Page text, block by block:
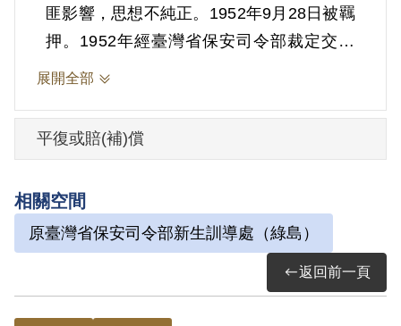
匪影響，思想不純正。1952年9月28日被羈
押。1952年經臺灣省保安司令部裁定交付
感化，期間另以命令定之。1953年1月7日
其家屬於2010年9月向補償基金會提出申
通過予以補償。補償理由為據案卡記載，
其因受匪影響，思想不純正，應予裁定交
付感化等情，屬言論思想層次問題，故認
展開全部
平復或賠(補)償
相關空間
原臺灣省保安司令部新生訓導處（綠島）
返回前一頁